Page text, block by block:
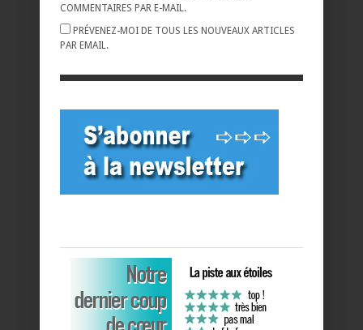
COMMENTAIRES PAR E-MAIL.
PRÉVENEZ-MOI DE TOUS LES NOUVEAUX ARTICLES
PAR EMAIL.